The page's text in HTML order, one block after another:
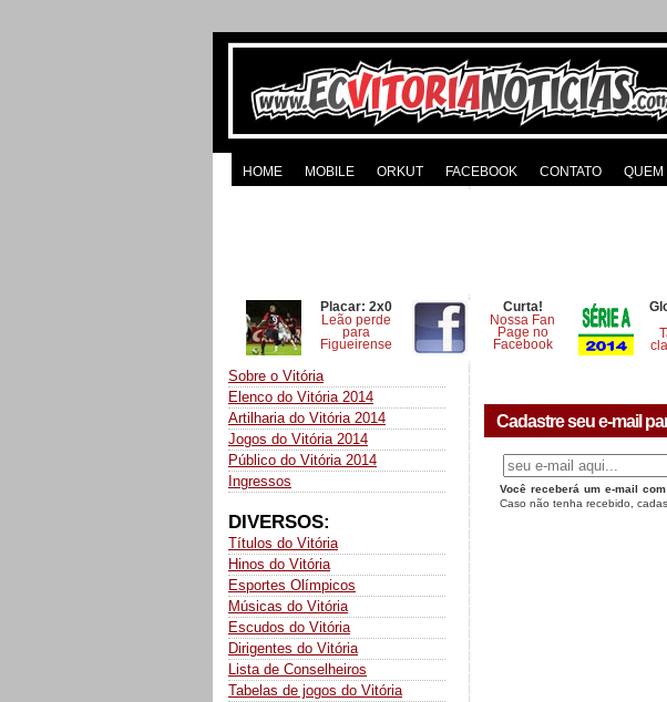
HOME MOBILE ORKUT FACEBOOK CONTATO QUEM
Placar: 2x0
Leão perde
para
Figueirense
Curta!
Nossa Fan
Page no
Facebook
Sobre o Vitória
Elenco do Vitória 2014
Artilharia do Vitória 2014
Jogos do Vitória 2014
Público do Vitória 2014
Ingressos
DIVERSOS:
Títulos do Vitória
Hinos do Vitória
Esportes Olímpicos
Músicas do Vitória
Escudos do Vitória
Dirigentes do Vitória
Lista de Conselheiros
Tabelas de jogos do Vitória
Cadastre seu e-mail
Você receberá um e-mail
Caso não tenha recebido,